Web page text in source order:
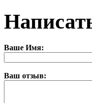
Ваше Имя:
Ваш отзыв: